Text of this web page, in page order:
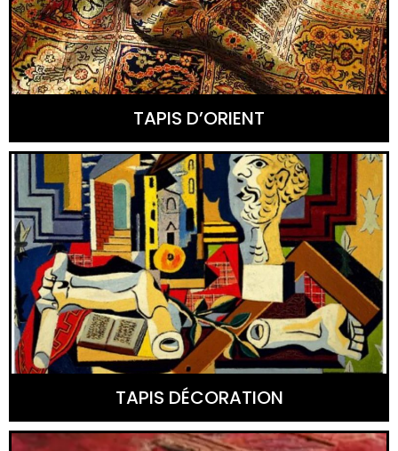
TAPIS D’ORIENT
TAPIS DÉCORATION